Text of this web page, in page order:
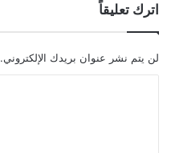
اترك تعليقاً
لن يتم نشر عنوان بريدك الإلكتروني.